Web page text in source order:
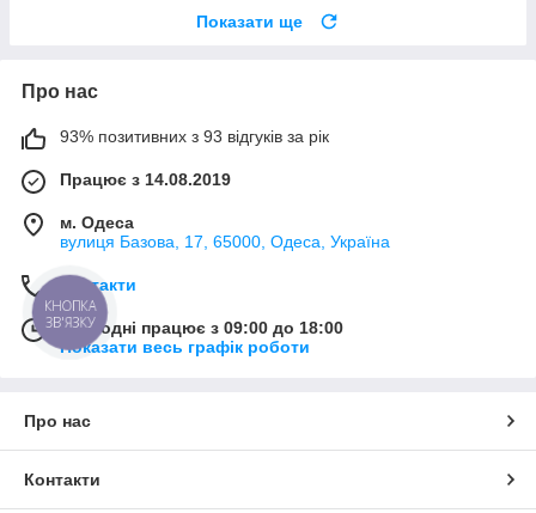
Показати ще
Про нас
93% позитивних з 93 відгуків за рік
Працює з 14.08.2019
м. Одеса
вулиця Базова, 17, 65000, Одеса, Україна
Контакти
Сьогодні працює з 09:00 до 18:00
Показати весь графік роботи
Про нас
Контакти
КНОПКА
ЗВ'ЯЗКУ